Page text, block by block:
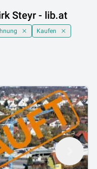
Steyr - lib.at
Kaufen